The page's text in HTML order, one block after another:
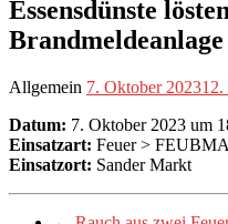
Essensdünste
Brandmeldeanlage
Allgemein 7. Oktober 202312.
Datum: 7. Oktober 2023 um
Einsatzart: Feuer >
Einsatzort: Sander Markt